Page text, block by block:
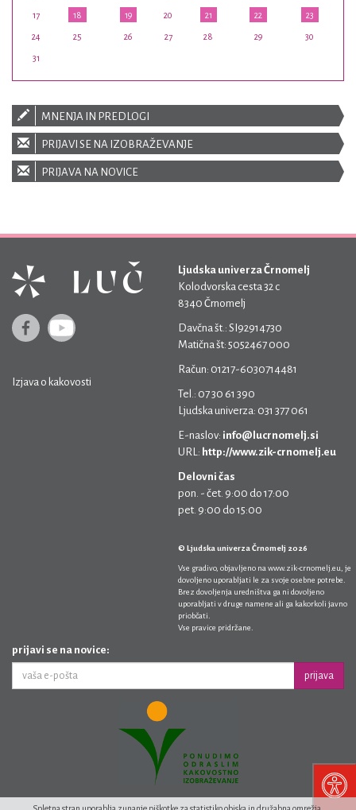
17 18 19 20 21 22 23
24 25 26 27 28 29 30
31
MNENJA IN PREDLOGI
PRIJAVI SE NA IZOBRAŽEVANJE
PRIJAVA NA NOVICE
Izjava o kakovosti
Ljudska univerza Črnomelj
Kolodvorska cesta 32 c
8340 Črnomelj
Davčna št.: SI92914730
Matična št: 5052467 000
Račun: 01217-6030714481
Tel.: 07 30 61 390
Ljudska univerza: 031 377 061
E-naslov: info@lucrnomelj.si
URL: http://www.zik-crnomelj.eu
Delovni čas
pon. - čet. 9:00 do 17:00
pet. 9:00 do 15:00
© Ljudska univerza Črnomelj 2026
Vse gradivo, objavljeno na www.zik-crnomelj.eu , je
dovoljeno uporabljati le za svoje osebne potrebe.
Brez dovoljenja uredništva ga ni dovoljeno
uporabljati v druge namene ali ga kakorkoli javno
priobčati.
Vse pravice pridržane.
prijavi se na novice:
prijava